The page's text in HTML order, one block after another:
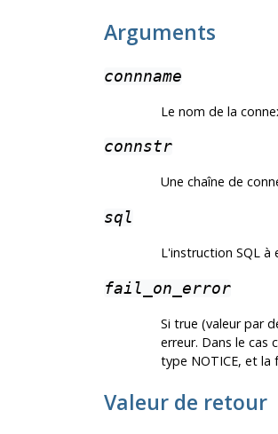
Arguments
connname
Le nom de la
connstr
Une chaîne de
sql
L'instruction SQL
fail_on_error
Si true (valeur par
erreur. Dans le
type NOTICE, et la
Valeur de retour